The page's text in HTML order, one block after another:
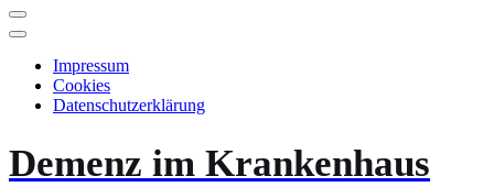
Impressum
Cookies
Datenschutzerklärung
Demenz im Krankenhaus